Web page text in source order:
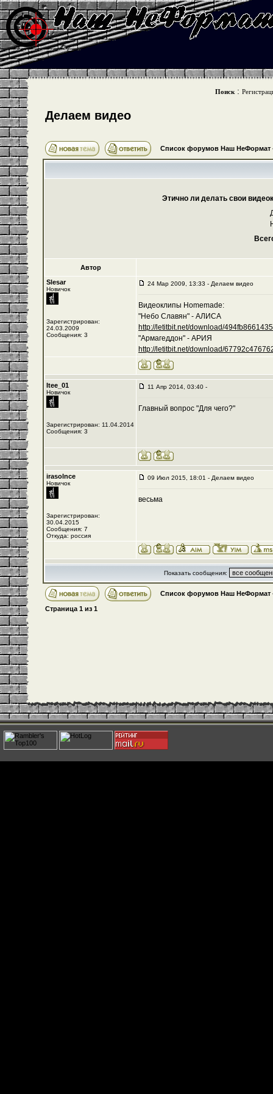
Поиск :
Делаем видео
Список форумов Наш НеФормат
Этично ли делать свои
Автор
Slesar
Новичок
Зарегистрирован:
24.03.2009
Сообщения: 3
24 Мар 2009, 13:33 - Делаем видео
Видеоклипы Homemade:
"Небо Славян" - АЛИСА
http://letitbit.net/download/
"Армагеддон" - АРИЯ
http://letitbit.net/download/
Itee_01
Новичок
Зарегистрирован: 11.04.2014
Сообщения: 3
11 Апр 2014, 03:40 -
Главный вопрос "Для чего?"
irasolnce
Новичок
Зарегистрирован:
30.04.2015
Сообщения: 7
Откуда: россия
09 Июл 2015, 18:01 - Делаем видео
весьма
Показать сообщения:
Список форумов Наш НеФормат
Страница 1 из 1